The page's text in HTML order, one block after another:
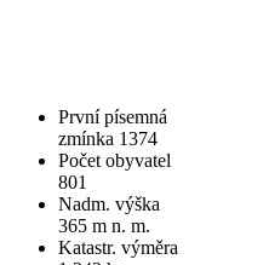
První písemná
zmínka 1374
Počet obyvatel
801
Nadm. výška
365 m n. m.
Katastr. výměra